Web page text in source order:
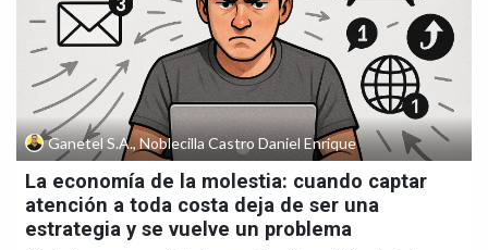
Ganetel S.A., Noblecilla Castro Daniel Enrique
La economía de la molestia: cuando captar
atención a toda costa deja de ser una
estrategia y se vuelve un problema